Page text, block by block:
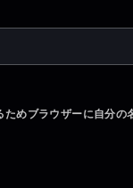
めブラウザーに自分の